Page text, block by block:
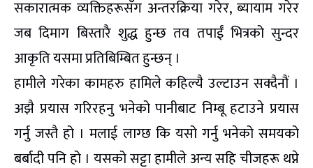
सकारात्मक व्यक्तिहरूसँग अन्तरक्रिया गरेर, ब्यायाम गरेर
जब दिमाग बिस्तारै शुद्ध हुन्छ तव तपाईं भित्रको सुन्दर
आकृति यसमा प्रतिबिम्बित हुन्छन् ।
हामीले गरेका कामहरु हामिले कहिल्यै उल्टाउन सक्दैनौं ।
अझै प्रयास गरिरहनु भनेको पानीबाट निम्बू हटाउने प्रयास
गर्नु जस्तै हो । मलाई लाग्छ कि यसो गर्नु भनेको समयको
बर्बादी पनि हो । यसको सट्टा हामीले अन्य सहि चीजहरू थप्ने